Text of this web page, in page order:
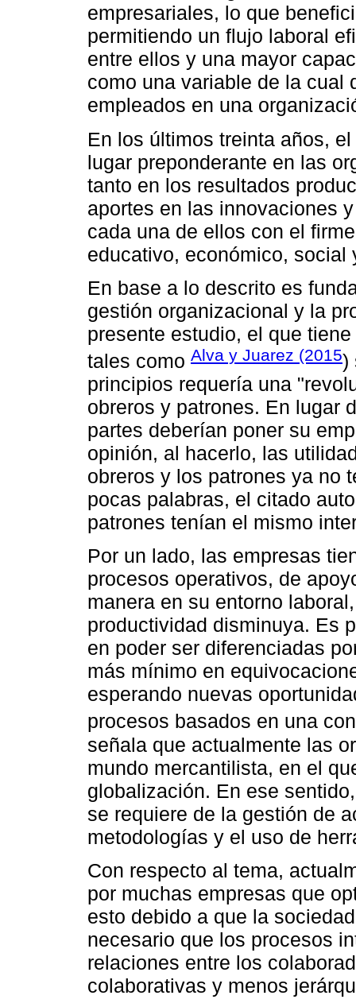
empresariales, lo que
permitiendo un flujo laboral
entre ellos y una mayor
como una variable de la cual
empleados en una
En los últimos treinta años,
lugar preponderante en las
tanto en los resultados
aportes en las innovaciones
cada una de ellos con el
educativo, económico, social
En base a lo descrito es
gestión organizacional y la
presente estudio, el que
tales como Alva y Juarez (2015)
principios requería una
obreros y patrones. En lugar
partes deberían poner su
opinión, al hacerlo, las
obreros y los patrones ya no
pocas palabras, el citado
patrones tenían el mismo
Por un lado, las empresas
procesos operativos, de
manera en su entorno
productividad disminuya. Es
en poder ser diferenciadas
más mínimo en
esperando nuevas
procesos basados en una
señala que actualmente las
mundo mercantilista, en el
globalización. En ese
se requiere de la gestión de
metodologías y el uso de
Con respecto al tema,
por muchas empresas que
esto debido a que la
necesario que los procesos
relaciones entre los
colaborativas y menos